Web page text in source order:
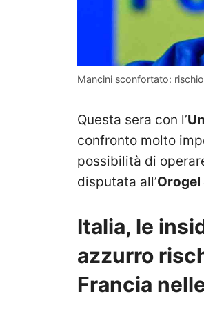
Mancini sconfortato:
Questa sera con l’
confronto molto
possibilità di
disputata all’Orogel
Italia, le
azzurro
Francia